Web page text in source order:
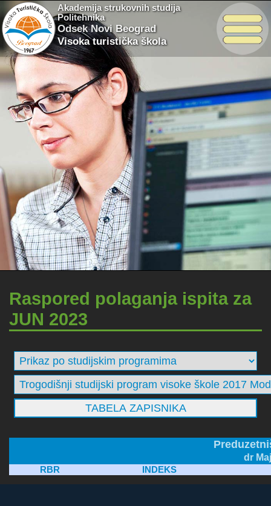
Akademija strukovnih studija
Politehnika
Odsek Novi Beograd
Visoka turistička škola
Raspored polaganja ispita za
JUN 2023
dr
RBR INDEKS